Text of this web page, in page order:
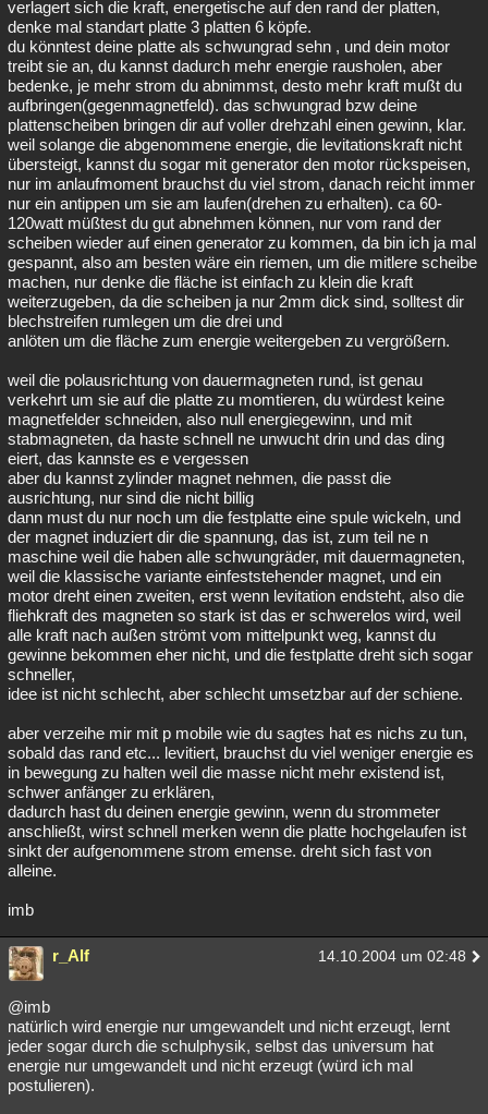
verlagert sich die kraft, energetische auf den rand der platten,
denke mal standart platte 3 platten 6 köpfe.
du könntest deine platte als schwungrad sehn , und dein motor
treibt sie an, du kannst dadurch mehr energie rausholen, aber
bedenke, je mehr strom du abnimmst, desto mehr kraft mußt du
aufbringen(gegenmagnetfeld). das schwungrad bzw deine
plattenscheiben bringen dir auf voller drehzahl einen gewinn, klar.
weil solange die abgenommene energie, die levitationskraft nicht
übersteigt, kannst du sogar mit generator den motor rückspeisen,
nur im anlaufmoment brauchst du viel strom, danach reicht immer
nur ein antippen um sie am laufen(drehen zu erhalten). ca 60-
120watt müßtest du gut abnehmen können, nur vom rand der
scheiben wieder auf einen generator zu kommen, da bin ich ja mal
gespannt, also am besten wäre ein riemen, um die mitlere scheibe
machen, nur denke die fläche ist einfach zu klein die kraft
weiterzugeben, da die scheiben ja nur 2mm dick sind, solltest dir
blechstreifen rumlegen um die drei und
anlöten um die fläche zum energie weitergeben zu vergrößern.
weil die polausrichtung von dauermagneten rund, ist genau
verkehrt um sie auf die platte zu momtieren, du würdest keine
magnetfelder schneiden, also null energiegewinn, und mit
stabmagneten, da haste schnell ne unwucht drin und das ding
eiert, das kannste es e vergessen
aber du kannst zylinder magnet nehmen, die passt die
ausrichtung, nur sind die nicht billig
dann must du nur noch um die festplatte eine spule wickeln, und
der magnet induziert dir die spannung, das ist, zum teil ne n
maschine weil die haben alle schwungräder, mit dauermagneten,
weil die klassische variante einfeststehender magnet, und ein
motor dreht einen zweiten, erst wenn levitation endsteht, also die
fliehkraft des magneten so stark ist das er schwerelos wird, weil
alle kraft nach außen strömt vom mittelpunkt weg, kannst du
gewinne bekommen eher nicht, und die festplatte dreht sich sogar
schneller,
idee ist nicht schlecht, aber schlecht umsetzbar auf der schiene.
aber verzeihe mir mit p mobile wie du sagtes hat es nichs zu tun,
sobald das rand etc... levitiert, brauchst du viel weniger energie es
in bewegung zu halten weil die masse nicht mehr existend ist,
schwer anfänger zu erklären,
dadurch hast du deinen energie gewinn, wenn du strommeter
anschließt, wirst schnell merken wenn die platte hochgelaufen ist
sinkt der aufgenommene strom emense. dreht sich fast von
alleine.
imb
r_Alf 14.10.2004 um 02:48
@imb
natürlich wird energie nur umgewandelt und nicht erzeugt, lernt
jeder sogar durch die schulphysik, selbst das universum hat
energie nur umgewandelt und nicht erzeugt (würd ich mal
postulieren).